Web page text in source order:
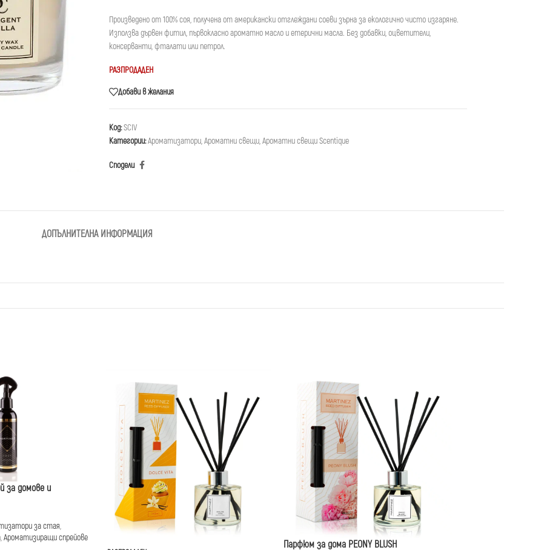
Произведено от 100% соя, получена от американски отглеждани соеви зърна за екологично чисто изгаряне.
Използва дървен фитил, първокласно ароматно масло и етерични масла. Без добавки, оцветители,
консерванти, фталати или петрол.
РАЗПРОДАДЕН
Добави в желания
Код:SCIV
Категории:Ароматизатори,Ароматни свещи,Ароматни свещи Scentique
Сподели
ДОПЪЛНИТЕЛНА ИНФОРМАЦИЯ
за домове и
за стая,
,Ароматизиращи спрейове
Парфюм за дома PEONY BLUSH